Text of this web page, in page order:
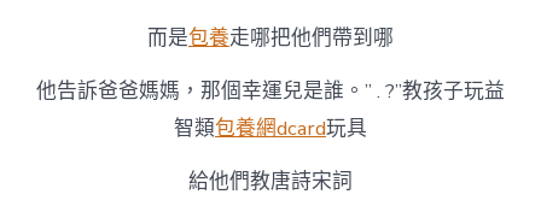
而是包養走哪把他們帶到哪
他告訴爸爸媽媽，那個幸運兒是誰。” . ?”教孩子玩益
智類包養網dcard玩具
給他們教唐詩宋詞